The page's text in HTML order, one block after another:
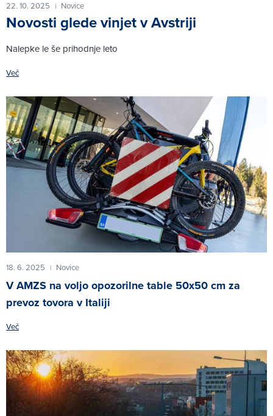
22. 10. 2025 | Novice
Novosti glede vinjet v Avstriji
Nalepke le še prihodnje leto
Več
18. 6. 2025 | Novice
V AMZS na voljo opozorilne table 50x50 cm za
prevoz tovora v Italiji
Več